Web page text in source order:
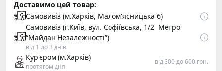
Доставимо цей товар:
Самовивіз (м.Харків, Малом'ясницька 6)
Самовивіз (г.Київ, вул. Софіївська, 1/2 Метро
“Майдан Незалежності”)
від 1 до 3 днів
Кур'єром (м.Харків)
протягом дня
від 300 до 600 грн.